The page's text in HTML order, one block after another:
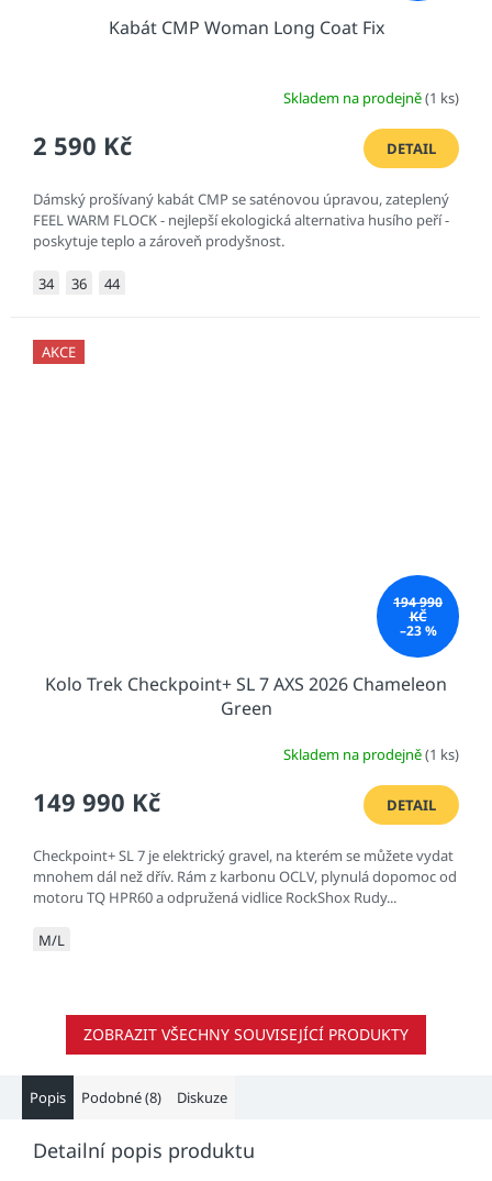
Kabát CMP Woman Long Coat Fix
Skladem na prodejně(1 ks)
2 590 Kč DETAIL
Dámský prošívaný kabát CMP se saténovou úpravou, zateplený
FEEL WARM FLOCK - nejlepší ekologická alternativa husího peří -
poskytuje teplo a zároveň prodyšnost.
34 36 44
AKCE
194 990
KČ
–23 %
Kolo Trek Checkpoint+ SL 7 AXS 2026 Chameleon
Green
Skladem na prodejně(1 ks)
149 990 Kč DETAIL
Checkpoint+ SL 7 je elektrický gravel, na kterém se můžete vydat
mnohem dál než dřív. Rám z karbonu OCLV, plynulá dopomoc od
motoru TQ HPR60 a odpružená vidlice RockShox Rudy...
M/L
ZOBRAZIT VŠECHNY SOUVISEJÍCÍ PRODUKTY
Popis Podobné (8) Diskuze
Detailní popis produktu